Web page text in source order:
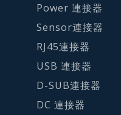
Power 連接器
Sensor連接器
RJ45連接器
USB 連接器
D-SUB連接器
DC 連接器